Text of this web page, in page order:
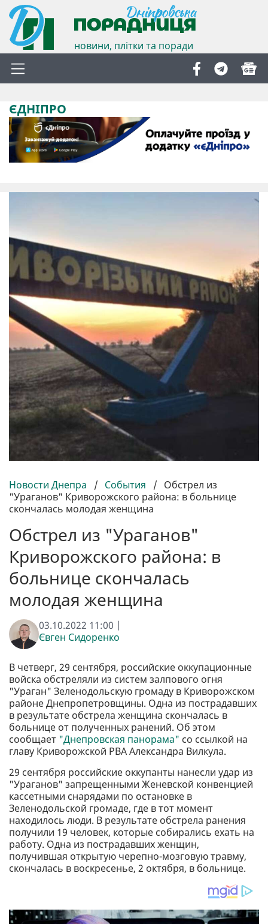
новини, плітки та поради
ЄДНІПРО
Новости Днепра / События / Обстрел из
"Ураганов" Криворожского района: в больнице
скончалась молодая женщина
Обстрел из "Ураганов"
Криворожского района: в
больнице скончалась
молодая женщина
03.10.2022 11:00 |
Євген Сидоренко
В четверг, 29 сентября, российские оккупационные
войска обстреляли из систем залпового огня
"Ураган" Зеленодольскую громаду в Криворожском
районе Днепропетровщины. Одна из пострадавших
в результате обстрела женщина скончалась в
больнице от полученных ранений. Об этом
сообщает "Днепровская панорама" со ссылкой на
главу Криворожской РВА Александра Вилкула.
29 сентября российские оккупанты нанесли удар из
"Ураганов" запрещенными Женевской конвенцией
кассетными снарядами по остановке в
Зеленодольской громаде, где в тот момент
находилось люди. В результате обстрела ранения
получили 19 человек, которые собирались ехать на
работу. Одна из пострадавших женщин,
получившая открытую черепно-мозговую травму,
скончалась в воскресенье, 2 октября, в больнице.